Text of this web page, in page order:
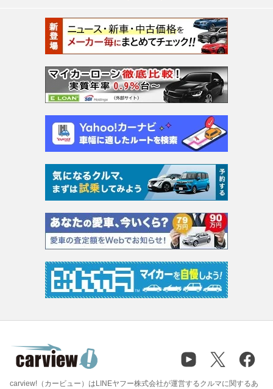
carview!（カービュー）はLINEヤフー株式会社が運営するクルマに関するあ